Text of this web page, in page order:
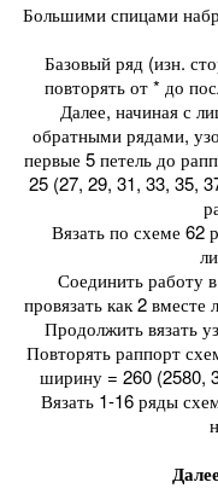
Большими спицами
Базовый ряд (изн.
повторять от * до
Далее, начиная с
обратными рядами,
первые 5 петель до
25 (27, 29, 31, 33, 35,
Вязать по схеме 62
Соединить работу
провязать как 2 вместе
Продолжить вязать
Повторять раппорт
ширину = 260 (2580,
Вязать 1-16 ряды